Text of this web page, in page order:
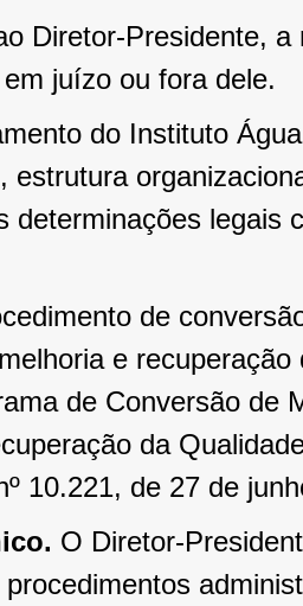
Diretor-Presidente,
juízo ou fora dele.
do Instituto
estrutura
determinações legais
de
e
de Conversão de
da
10.221, de 27 de
O Diretor-